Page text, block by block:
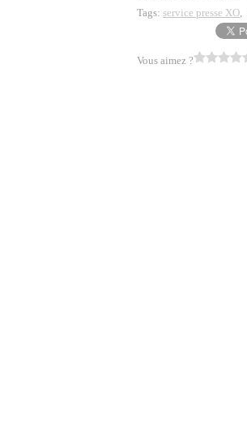
Tags: service presse XO,
Vous aimez ?